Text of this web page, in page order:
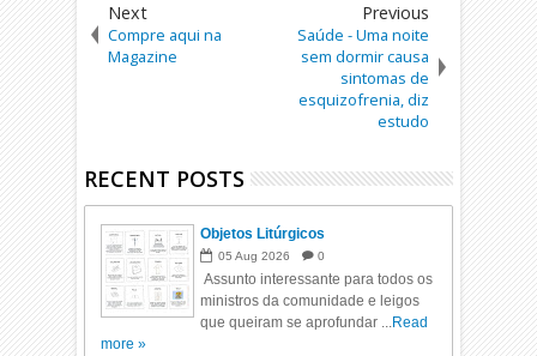
Next
Compre aqui na
Magazine
Previous
Saúde - Uma noite
sem dormir causa
sintomas de
esquizofrenia, diz
estudo
RECENT POSTS
Objetos Litúrgicos
05 Aug 2026 0
Assunto interessante para todos os
ministros da comunidade e leigos
que queiram se aprofundar ...Read
more »